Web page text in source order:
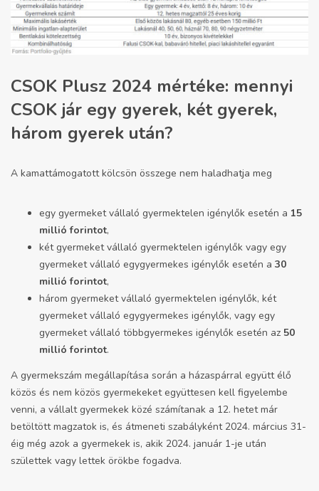
CSOK Plusz 2024 mértéke: mennyi
CSOK jár egy gyerek, két gyerek,
három gyerek után?
A kamattámogatott kölcsön összege nem haladhatja meg
egy gyermeket vállaló gyermektelen igénylők esetén a 15
millió forintot,
két gyermeket vállaló gyermektelen igénylők vagy egy
gyermeket vállaló egygyermekes igénylők esetén a 30
millió forintot,
három gyermeket vállaló gyermektelen igénylők, két
gyermeket vállaló egygyermekes igénylők, vagy egy
gyermeket vállaló többgyermekes igénylők esetén az 50
millió forintot.
A gyermekszám megállapítása során a házaspárral együtt élő
közös és nem közös gyermekeket együttesen kell figyelembe
venni, a vállalt gyermekek közé számítanak a 12. hetet már
betöltött magzatok is, és átmeneti szabályként2024. március 31-
éig még azok a gyermekek is, akik 2024. január 1-je után
születtek vagy lettek örökbe fogadva.